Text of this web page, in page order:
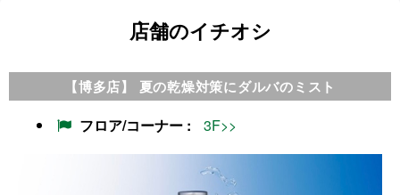
店舗のイチオシ
【博多店】 夏の乾燥対策にダルバのミスト
フロア/コーナー 3F>>